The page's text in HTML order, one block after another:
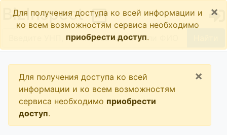
BizInspect
Для получения доступа ко всей информации и
ко всем возможностям сервиса необходимо
приобрести доступ.
×
Для получения доступа ко всей
информации и ко всем возможностям
сервиса необходимо приобрести
доступ.
×